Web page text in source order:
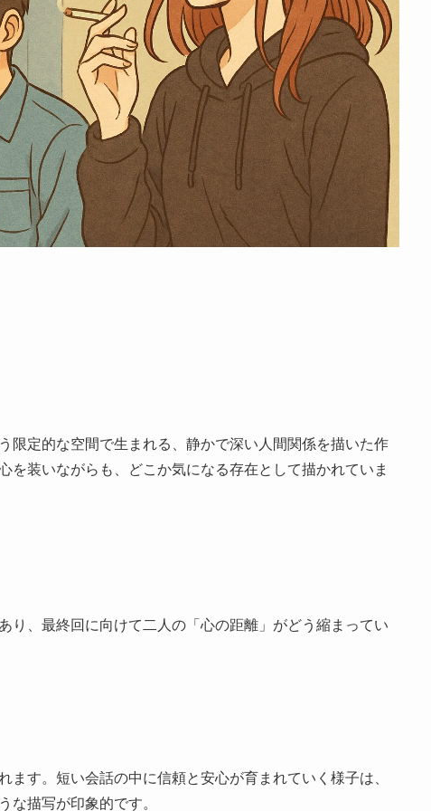
限定的な空間で生まれる、静かで深い人間関係を描いた作
を装いながらも、どこか気になる存在として描かれていま
り、最終回に向けて二人の「心の距離」がどう縮まってい
す。短い会話の中に信頼と安心が育まれていく様子は、
な描写が印象的です。